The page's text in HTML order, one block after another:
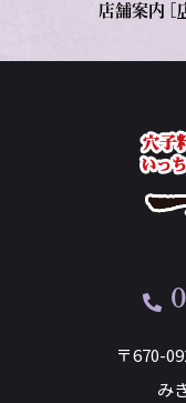
店舗案内
〒670-
み